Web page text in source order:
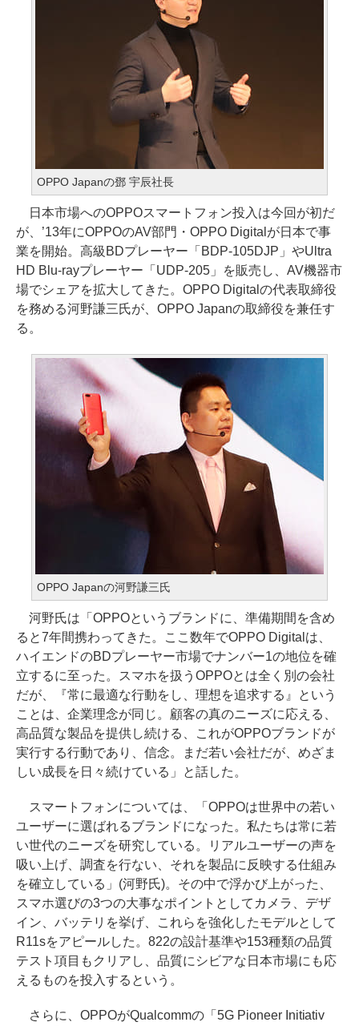
OPPO Japanの鄧 宇辰社長
日本市場へのOPPOスマートフォン投入は今回が初だ
が、’13年にOPPOのAV部門・OPPO Digitalが日本で事
業を開始。高級BDプレーヤー「BDP-105DJP」やUltra
HD Blu-rayプレーヤー「UDP-205」を販売し、AV機器市
場でシェアを拡大してきた。OPPO Digitalの代表取締役
を務める河野謙三氏が、OPPO Japanの取締役を兼任す
る。
OPPO Japanの河野謙三氏
河野氏は「OPPOというブランドに、準備期間を含め
ると7年間携わってきた。ここ数年でOPPO Digitalは、
ハイエンドのBDプレーヤー市場でナンバー1の地位を確
立するに至った。スマホを扱うOPPOとは全く別の会社
だが、『常に最適な行動をし、理想を追求する』という
ことは、企業理念が同じ。顧客の真のニーズに応える、
高品質な製品を提供し続ける、これがOPPOブランドが
実行する行動であり、信念。まだ若い会社だが、めざま
しい成長を日々続けている」と話した。
スマートフォンについては、「OPPOは世界中の若い
ユーザーに選ばれるブランドになった。私たちは常に若
い世代のニーズを研究している。リアルユーザーの声を
吸い上げ、調査を行ない、それを製品に反映する仕組み
を確立している」(河野氏)。その中で浮かび上がった、
スマホ選びの3つの大事なポイントとしてカメラ、デザ
イン、バッテリを挙げ、これらを強化したモデルとして
R11sをアピールした。822の設計基準や153種類の品質
テスト項目もクリアし、品質にシビアな日本市場にも応
えるものを投入するという。
さらに、OPPOがQualcommの「5G Pioneer Initiativ